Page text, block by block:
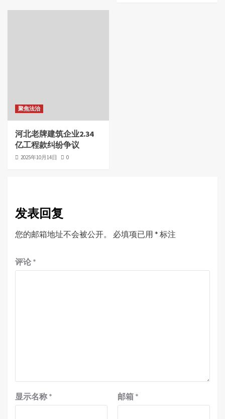
聚焦法治
河北老牌建筑企业2.34
亿工程款纠纷争议
2025年10月14日 0
发表回复
您的邮箱地址不会被公开。 必填项已用 * 标注
评论 *
显示名称 * 邮箱 *